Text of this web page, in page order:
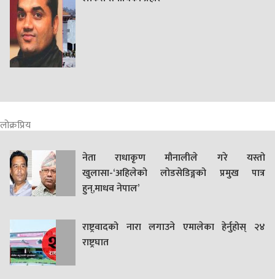
लोक्रप्रिय
नेता राधाकृण मौनालीले गरे यस्तो
खुलासा-‘अहिलेको लोडसेडिङ्गको प्रमुख पात्र
हुन्,माधव नेपाल’
राष्ट्रवादको नारा लगाउने एमालेका हेर्नुहोस् २४
राष्ट्रघात